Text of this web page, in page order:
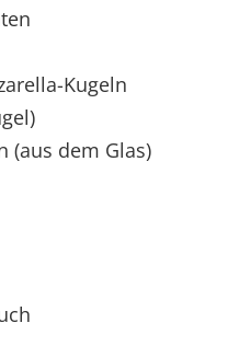
Kugeln
(aus dem Glas)